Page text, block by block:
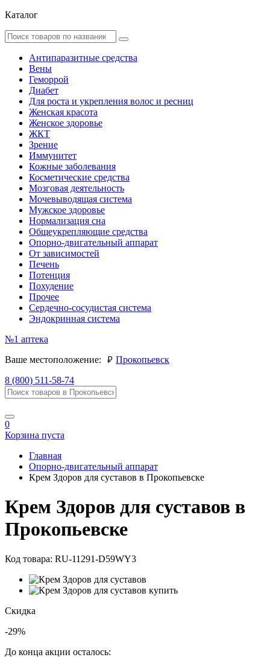
Каталог
Антипаразитные средства
Вены
Геморрой
Диабет
Для роста и укрепления волос и ресниц
Женская красота
Женское здоровье
ЖКТ
Зрение
Иммунитет
Кожные заболевания
Косметические средства
Мозговая деятельность
Мочевыводящая система
Мужское здоровье
Нормализация сна
Общеукрепляющие средства
Опорно-двигательный аппарат
От зависимостей
Печень
Потенция
Похудение
Прочее
Сердечно-сосудистая система
Эндокринная система
№1 аптека
Ваше местоположение:
руб. Прокопьевск
8 (800) 511-58-74
0
Корзина пуста
Главная
Опорно-двигательный аппарат
Крем Здоров для суставов в Прокопьевске
Крем Здоров для суставов в
Прокопьевске
Код товара: RU-11291-D59WY3
Скидка
-29%
До конца акции осталось: